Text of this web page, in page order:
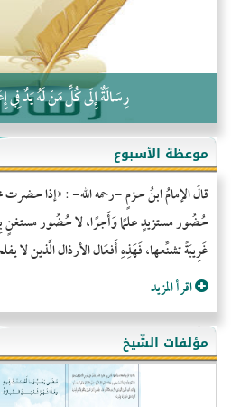
رِسَالَةٌ إِلَى كُلِّ مَنْ لَهُ يَدٌ فِي
موعظة الأسبوع
قالَ الإمامُ ابنُ حزمٍ -رحمه الله- : «إذا
حُضُور مستزيدٍ علمًا وَأَجرًا، لا حُضُور مستغنٍ
غَرِيبَةً تشنِّعها، فَهَذِهِ أَفعَال الأرذال الَّذين لا
اقرأ المزيد
مؤلفات الشّيخ